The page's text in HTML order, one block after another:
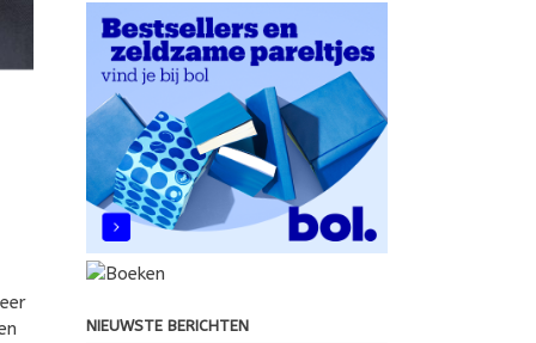
NIEUWSTE BERICHTEN